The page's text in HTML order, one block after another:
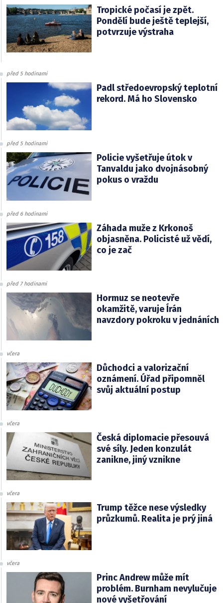
Tropické počasí je zpět.
Pondělí bude ještě teplejší,
potvrzuje výstraha
před 5 hodinami
Padl středoevropský teplotní
rekord. Má ho Slovensko
před 5 hodinami
Policie vyšetřuje útok v
Tanvaldu jako dvojnásobný
pokus o vraždu
před 6 hodinami
Záhada muže z Krkonoš
objasněna. Policisté už vědí,
co je zač
před 7 hodinami
Hormuz se neotevře
okamžitě, varuje Írán
navzdory pokroku v jednáních
včera
Důchodci a valorizační
oznámení. Úřad připomněl
svůj aktuální postup
včera
Česká diplomacie přesouvá
své síly. Jeden konzulát
zanikne, jiný vznikne
včera
Trump těžce nese výsledky
průzkumů. Realita je prý jiná
včera
Princ Andrew může mít
problém. Burnham nevylučuje
nové vyšetřování